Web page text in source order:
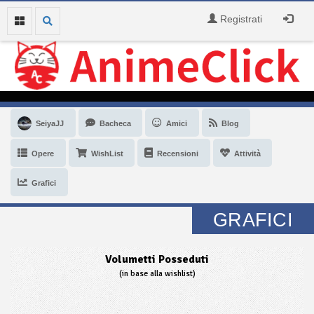
Registrati
SeiyaJJ Bacheca Amici Blog
Opere WishList Recensioni Attività
Grafici
GRAFICI
Volumetti Posseduti
(in base alla wishlist)